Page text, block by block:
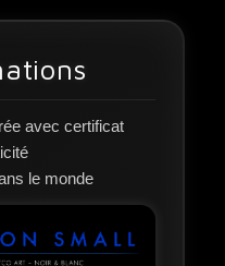
avec certificat
le monde